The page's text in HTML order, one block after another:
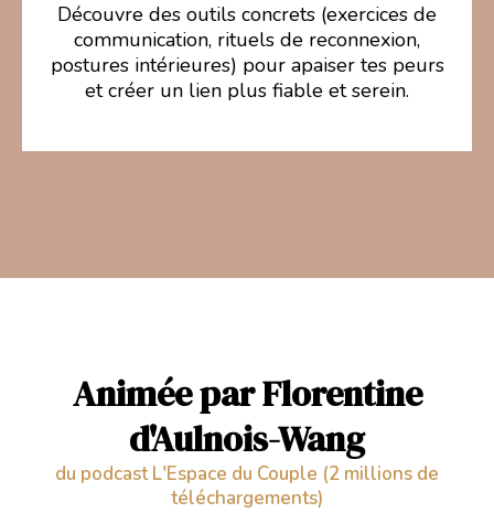
Découvre des outils concrets (exercices de
communication, rituels de reconnexion,
postures intérieures) pour apaiser tes peurs
et créer un lien plus fiable et serein.
Animée par Florentine
d'Aulnois-Wang
du podcast L'Espace du Couple (2 millions de
téléchargements)